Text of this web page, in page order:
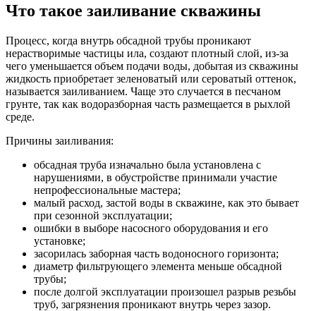
Что такое заиливание скважины
Процесс, когда внутрь обсадной трубы проникают
нерастворимые частицы ила, создают плотный слой, из-за
чего уменьшается объем подачи воды, добытая из скважины
жидкость приобретает зеленоватый или сероватый оттенок,
называется заиливанием. Чаще это случается в песчаном
грунте, так как водоразборная часть размещается в рыхлой
среде.
Причины заиливания:
обсадная труба изначально была установлена с
нарушениями, в обустройстве принимали участие
непрофессиональные мастера;
малый расход, застой воды в скважине, как это бывает
при сезонной эксплуатации;
ошибки в выборе насосного оборудования и его
установке;
засорилась заборная часть водоносного горизонта;
диаметр фильтрующего элемента меньше обсадной
трубы;
после долгой эксплуатации произошел разрыв резьбы
труб, загрязнения проникают внутрь через зазор.